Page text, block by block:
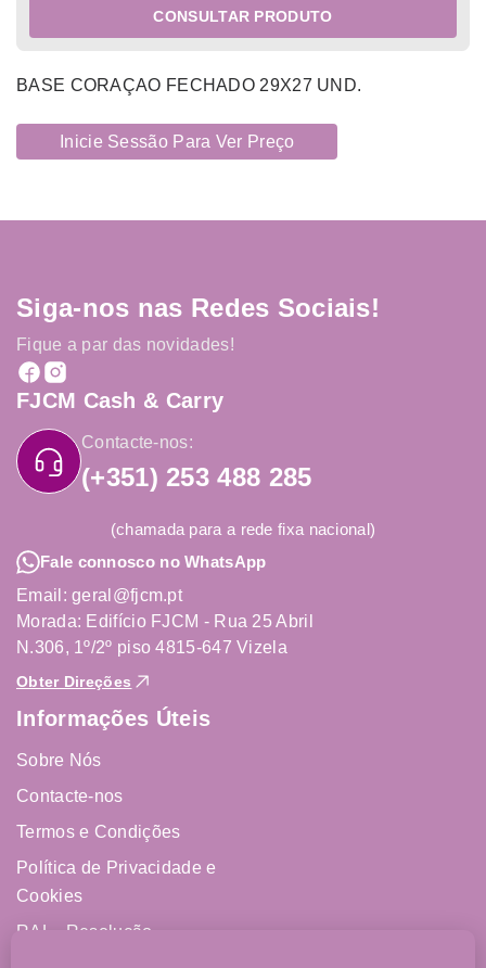
CONSULTAR PRODUTO
BASE CORAÇAO FECHADO 29X27 UND.
Inicie Sessão Para Ver Preço
Siga-nos nas Redes Sociais!
Fique a par das novidades!
FJCM Cash & Carry
Contacte-nos:
(+351) 253 488 285
(chamada para a rede fixa nacional)
Fale connosco no WhatsApp
Email: geral@fjcm.pt
Morada: Edifício FJCM - Rua 25 Abril
N.306, 1º/2º piso 4815-647 Vizela
Obter Direções
Informações Úteis
Sobre Nós
Contacte-nos
Termos e Condições
Política de Privacidade e
Cookies
RAL - Resolução